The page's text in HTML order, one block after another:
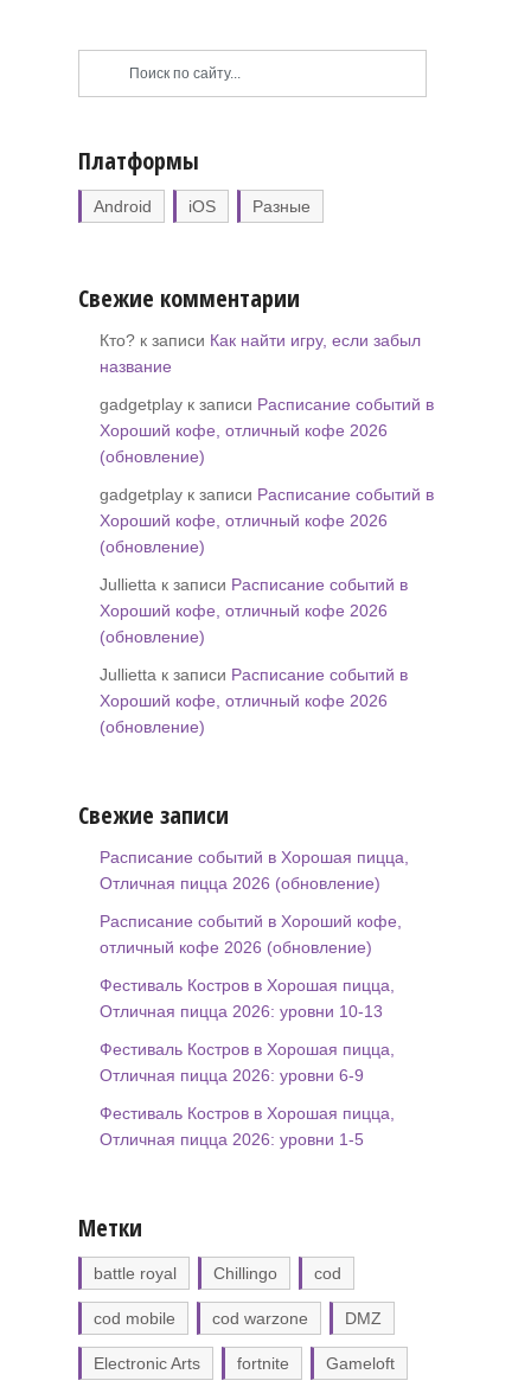
Платформы
Android iOS Разные
Свежие комментарии
Кто? к записи Как найти игру, если забыл
название
gadgetplay к записи Расписание событий в
Хороший кофе, отличный кофе 2026
(обновление)
gadgetplay к записи Расписание событий в
Хороший кофе, отличный кофе 2026
(обновление)
Jullietta к записи Расписание событий в
Хороший кофе, отличный кофе 2026
(обновление)
Jullietta к записи Расписание событий в
Хороший кофе, отличный кофе 2026
(обновление)
Свежие записи
Расписание событий в Хорошая пицца,
Отличная пицца 2026 (обновление)
Расписание событий в Хороший кофе,
отличный кофе 2026 (обновление)
Фестиваль Костров в Хорошая пицца,
Отличная пицца 2026: уровни 10-13
Фестиваль Костров в Хорошая пицца,
Отличная пицца 2026: уровни 6-9
Фестиваль Костров в Хорошая пицца,
Отличная пицца 2026: уровни 1-5
Метки
battle royal Chillingo cod
cod mobile cod warzone DMZ
Electronic Arts fortnite Gameloft